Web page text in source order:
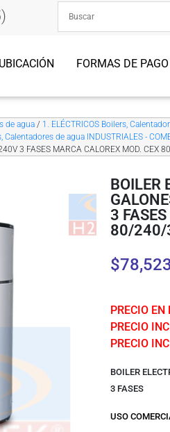
UBICACIÓN FORMAS DE PAGO
de agua / 1. ELÉCTRICOS Boilers,
Calentadores de agua INDUSTRIALES -
3 FASES MARCA CALOREX MOD. CEX
BOILER
3
80/240/
$
PRECIO
PRECIO
PRECIO
BOILER
3 FASES
USO